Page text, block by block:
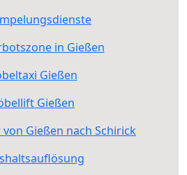
in Gießen
Gießen
Gießen
Gießen nach Schirick